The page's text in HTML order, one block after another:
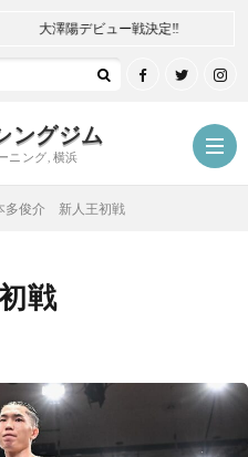
ングジム
ニング, 横浜
に
つ
挨
拶
最
新
試
大澤陽デビュー戦決定‼
多俊介 新人王初戦
戦